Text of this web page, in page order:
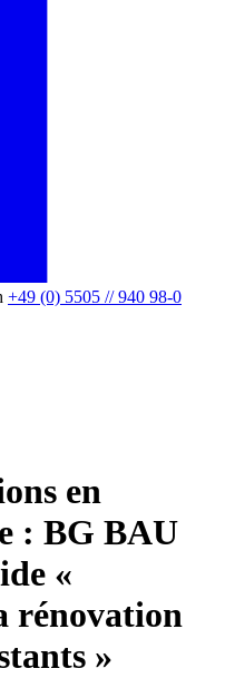
+49 (0) 5505 // 940 98-0
en
: BG BAU
«
rénovation
»